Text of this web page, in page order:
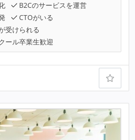
B2Cのサービスを運営
CTOがいる
受けられる
ール卒業生歓迎